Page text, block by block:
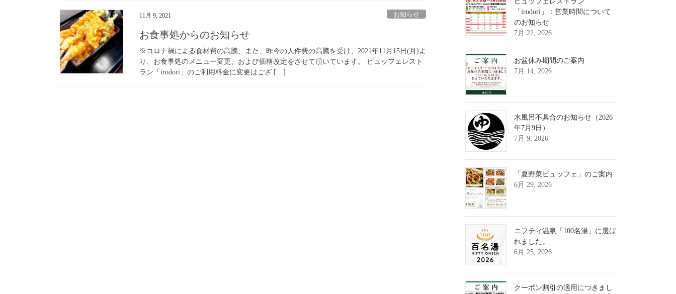
11月 9, 2021 お知らせ
お食事処からのお知らせ
※コロナ禍による食材費の高騰、また、昨今の人件費の高騰を受け、2021年11月15日(月)よ
り、お食事処のメニュー変更、および価格改定をさせて頂いています。 ビュッフェレスト
ラン「irodori」のご利用料金に変更はござ […]
「irodori」：営業時間について
のお知らせ
7月 22, 2026
お盆休み期間のご案内
7月 14, 2026
水風呂不具合のお知らせ（2026
年7月9日）
7月 9, 2026
「夏野菜ビュッフェ」のご案内
6月 29, 2026
ニフティ温泉「100名湯」に選ば
れました。
6月 25, 2026
クーポン割引の適用につきまし